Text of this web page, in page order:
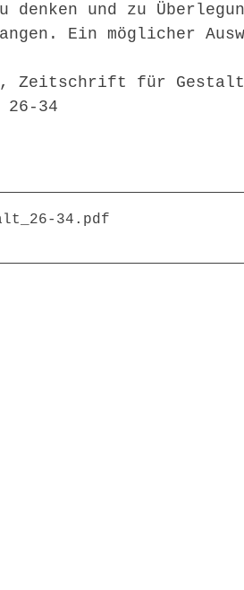
und zu
Ein möglicher
Zeitschrift für
34
34 .pdf